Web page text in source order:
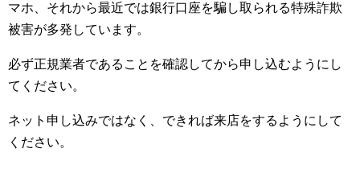
マホ、それから最近では銀行口座を騙し取られる特殊詐欺
被害が多発しています。
必ず正規業者であることを確認してから申し込むようにし
てください。
ネット申し込みではなく、できれば来店をするようにして
ください。